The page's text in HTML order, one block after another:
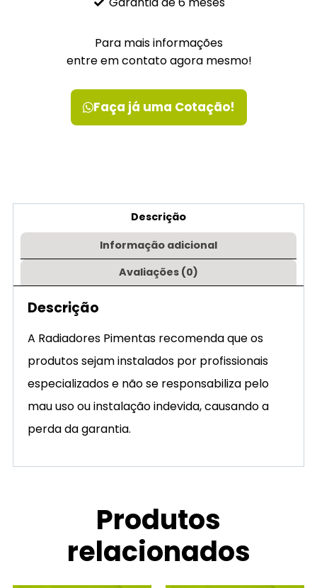
Para mais informações
entre em contato agora mesmo!
Faça já uma Cotação!
Descrição
Informação adicional
Avaliações (0)
Descrição
A Radiadores Pimentas recomenda que os
produtos sejam instalados por profissionais
especializados e não se responsabiliza pelo
mau uso ou instalação indevida, causando a
perda da garantia.
Produtos
relacionados